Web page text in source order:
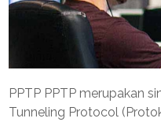
PPTP PPTP merupakan
Tunneling Protocol